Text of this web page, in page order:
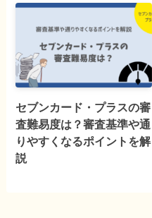
セブンカード・プラスの審
査難易度は？審査基準や通
りやすくなるポイントを解
説